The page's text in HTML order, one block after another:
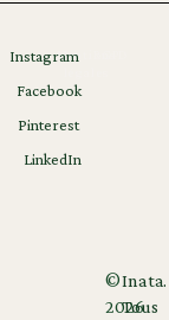
©
2026
Inata.
Tous
Instagram
Facebook
Pinterest
LinkedIn
Mentions